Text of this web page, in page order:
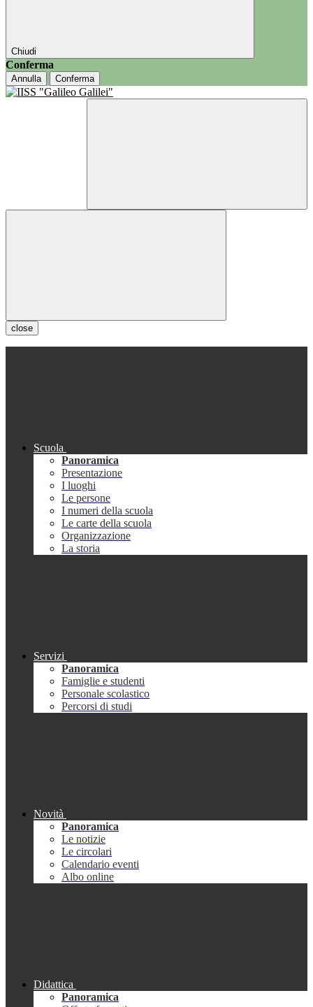
Chiudi
Conferma
Annulla Conferma
close
Scuola
Panoramica
Presentazione
I luoghi
Le persone
I numeri della scuola
Le carte della scuola
Organizzazione
La storia
Servizi
Panoramica
Famiglie e studenti
Personale scolastico
Percorsi di studi
Novità
Panoramica
Le notizie
Le circolari
Calendario eventi
Albo online
Didattica
Panoramica